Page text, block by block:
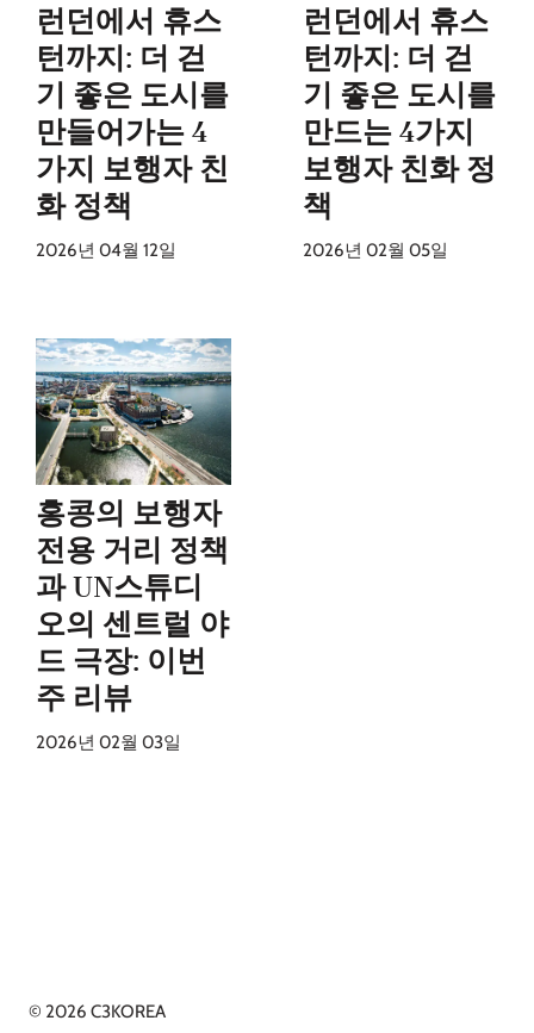
런던에서 휴스
턴까지: 더 걷
기 좋은 도시를
만들어가는 4
가지 보행자 친
화 정책
2026년 04월 12일
런던에서 휴스
턴까지: 더 걷
기 좋은 도시를
만드는 4가지
보행자 친화 정
책
2026년 02월 05일
홍콩의 보행자
전용 거리 정책
과 UN스튜디
오의 센트럴 야
드 극장: 이번
주 리뷰
2026년 02월 03일
© 2026 C3KOREA